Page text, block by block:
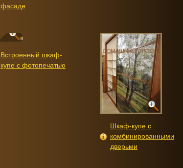
фасаде
Встроенный шкаф-
купе с фотопечатью
Шкаф-купе с
комбинированными
дверьми